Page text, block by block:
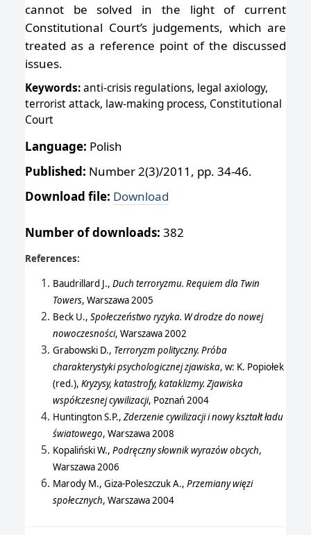
cannot be solved in the light of current
Constitutional Court’s judgements, which are
treated as a reference point of the discussed
issues.
Keywords:anti-crisis regulations, legal axiology,
terrorist attack, law-making process, Constitutional
Court
Language: Polish
Published: Number 2(3)/2011, pp. 34-46.
Download file: Download
Number of downloads: 382
References:
Baudrillard J., Duch terroryzmu. Requiem dla Twin
Towers, Warszawa 2005
Beck U., Społeczeństwo ryzyka. W drodze do nowej
nowoczesności, Warszawa 2002
Grabowski D., Terroryzm polityczny. Próba
charakterystyki psychologicznej zjawiska, w: K. Popiołek
(red.), Kryzysy, katastrofy, kataklizmy. Zjawiska
współczesnej cywilizacji, Poznań 2004
Huntington S.P., Zderzenie cywilizacji i nowy kształt ładu
światowego, Warszawa 2008
Kopaliński W., Podręczny słownik wyrazów obcych,
Warszawa 2006
Marody M., Giza-Poleszczuk A., Przemiany więzi
społecznych, Warszawa 2004